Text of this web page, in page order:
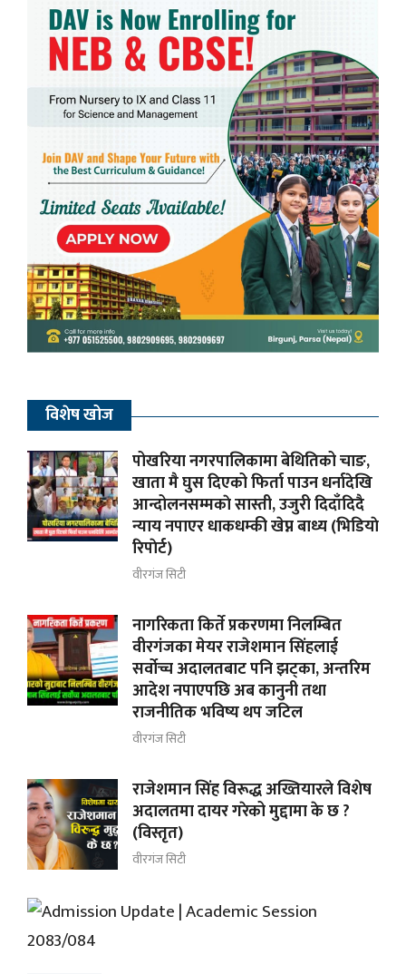
विशेष खोज
पोखरिया नगरपालिकामा बेथितिको चाङ,
खाता मै घुस दिएको फिर्ता पाउन धर्नादेखि
आन्दोलनसम्मकाे सास्ती, उजुरी दिदाँदिदै
न्याय नपाएर धाकधम्की खेप्न बाध्य (भिडियाे
रिपाेर्ट)
वीरगंज सिटी
नागरिकता किर्ते प्रकरणमा निलम्बित
वीरगंजका मेयर राजेशमान सिंहलाई
सर्वोच्च अदालतबाट पनि झट्का, अन्तरिम
आदेश नपाएपछि अब कानुनी तथा
राजनीतिक भविष्य थप जटिल
वीरगंज सिटी
राजेशमान सिंह विरूद्ध अख्तियारले विशेष
अदालतमा दायर गरेको मुद्दामा के छ ?
(विस्तृत)
वीरगंज सिटी